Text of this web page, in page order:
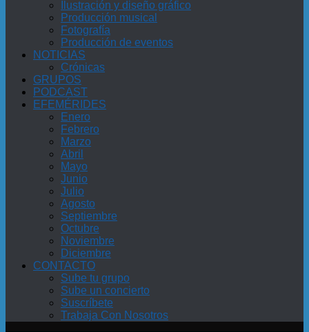
Ilustración y diseño gráfico
Producción musical
Fotografía
Producción de eventos
NOTICIAS
Crónicas
GRUPOS
PODCAST
EFEMÉRIDES
Enero
Febrero
Marzo
Abril
Mayo
Junio
Julio
Agosto
Septiembre
Octubre
Noviembre
Diciembre
CONTACTO
Sube tu grupo
Sube un concierto
Suscríbete
Trabaja Con Nosotros